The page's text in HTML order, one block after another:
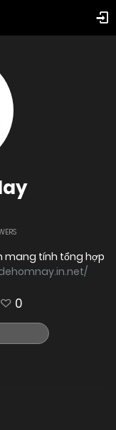
mang tính tổng hợp
0